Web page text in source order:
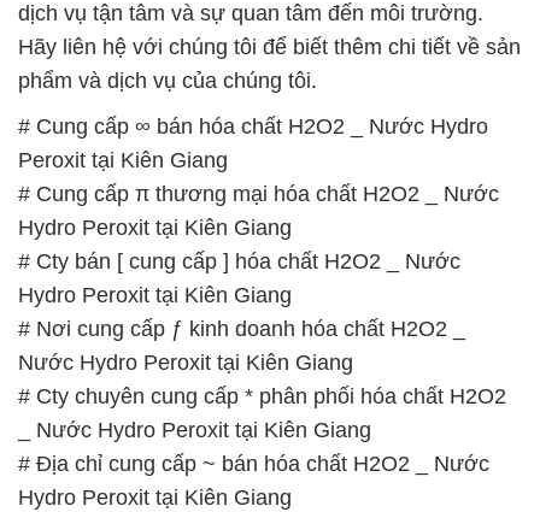
dịch vụ tận tâm và sự quan tâm đến môi trường.
Hãy liên hệ với chúng tôi để biết thêm chi tiết về sản
phẩm và dịch vụ của chúng tôi.
# Cung cấp ∞ bán hóa chất H2O2 _ Nước Hydro
Peroxit tại Kiên Giang
# Cung cấp π thương mại hóa chất H2O2 _ Nước
Hydro Peroxit tại Kiên Giang
# Cty bán [ cung cấp ] hóa chất H2O2 _ Nước
Hydro Peroxit tại Kiên Giang
# Nơi cung cấp ƒ kinh doanh hóa chất H2O2 _
Nước Hydro Peroxit tại Kiên Giang
# Cty chuyên cung cấp * phân phối hóa chất H2O2
_ Nước Hydro Peroxit tại Kiên Giang
# Địa chỉ cung cấp ~ bán hóa chất H2O2 _ Nước
Hydro Peroxit tại Kiên Giang